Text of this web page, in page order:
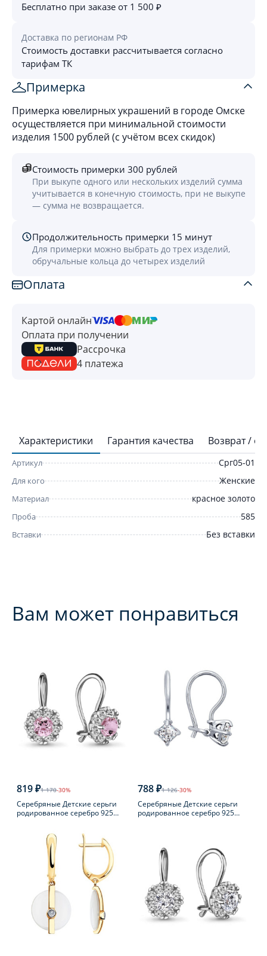
Бесплатно при заказе от 1 500 ₽
Доставка по регионам РФ
Стоимость доставки рассчитывается согласно
тарифам ТК
Примерка
Примерка ювелирных украшений в городе Омске
осуществляется при минимальной стоимости
изделия 1500 рублей (с учётом всех скидок)
Стоимость примерки 300 рублей
При выкупе одного или нескольких изделий сумма
учитывается в конечную стоимость, при не выкупе
— сумма не возвращается.
Продолжительность примерки 15 минут
Для примерки можно выбрать до трех изделий,
обручальные кольца до четырех изделий
Оплата
Картой онлайн
Оплата при получении
Рассрочка
4 платежа
Характеристики Гарантия качества Возврат /
Артикул Срг05-01
Для кого Женские
Материал красное золото
Проба 585
Вставки Без вставки
Вам может понравиться
819 ₽1 170-30%
Серебряные Детские серьги
родированное серебро 925
788 ₽1 126-30%
Серебряные Детские серьги
родированное серебро 925